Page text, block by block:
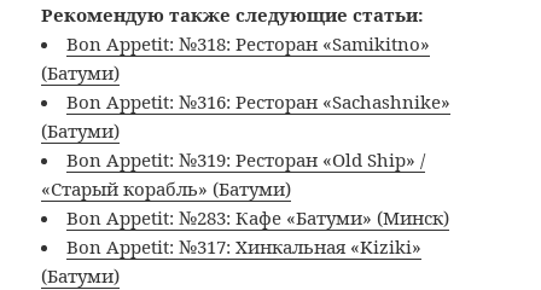
Рекомендую также следующие статьи:
Bon Appetit: №318: Ресторан «Samikitno»
(Батуми)
Bon Appetit: №316: Ресторан «Sachashnike»
(Батуми)
Bon Appetit: №319: Ресторан «Old Ship» /
«Старый корабль» (Батуми)
Bon Appetit: №283: Кафе «Батуми» (Минск)
Bon Appetit: №317: Хинкальная «Kiziki»
(Батуми)